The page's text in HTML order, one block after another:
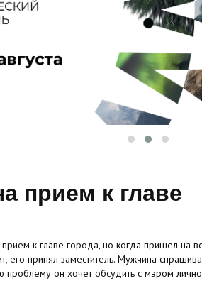
прием к главе
к главе города, но когда пришел на
его принял заместитель. Мужчина
проблему он хочет обсудить с мэром